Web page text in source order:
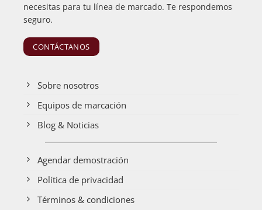
necesitas para tu línea de marcado. Te respondemos
seguro.
CONTÁCTANOS
Sobre nosotros
Equipos de marcación
Blog & Noticias
Agendar demostración
Política de privacidad
Términos & condiciones